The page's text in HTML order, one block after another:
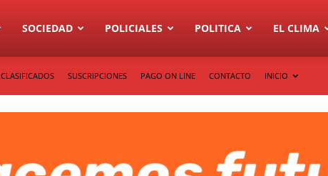
SOCIEDAD POLICIALES POLITICA EL CLIMA
CLASIFICADOS SUSCRIPCIONES PAGO ON LINE CONTACTO INICIO